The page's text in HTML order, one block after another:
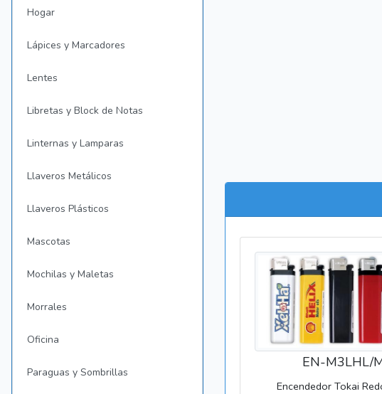
Hogar
Lápices y Marcadores
Lentes
Libretas y Block de Notas
Linternas y Lamparas
Llaveros Metálicos
Llaveros Plásticos
Mascotas
Mochilas y Maletas
Morrales
Oficina
Paraguas y Sombrillas
EN-M3LHL/
Encendedor Tokai